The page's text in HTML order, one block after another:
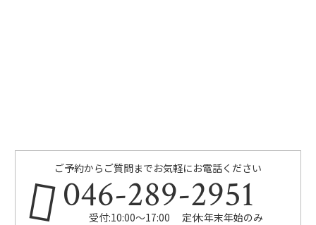
ご予約からご質問までお気軽にお電話ください
046-289-2951
受付:10:00～17:00 定休:年末年始のみ